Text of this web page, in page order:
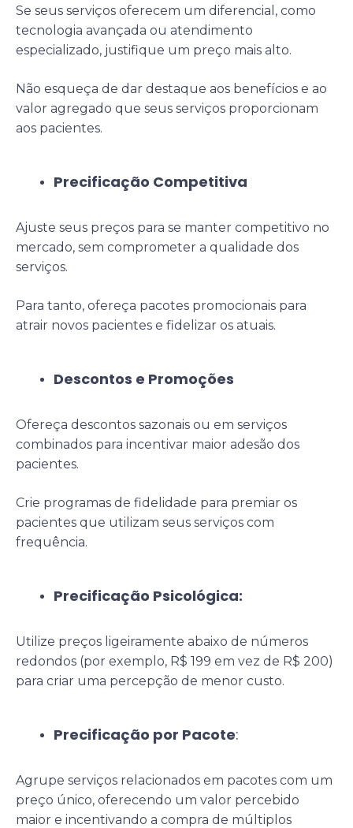
Se seus serviços oferecem um diferencial, como
tecnologia avançada ou atendimento
especializado, justifique um preço mais alto.
Não esqueça de dar destaque aos benefícios e ao
valor agregado que seus serviços proporcionam
aos pacientes.
Precificação Competitiva
Ajuste seus preços para se manter competitivo no
mercado, sem comprometer a qualidade dos
serviços.
Para tanto, ofereça pacotes promocionais para
atrair novos pacientes e fidelizar os atuais.
Descontos e Promoções
Ofereça descontos sazonais ou em serviços
combinados para incentivar maior adesão dos
pacientes.
Crie programas de fidelidade para premiar os
pacientes que utilizam seus serviços com
frequência.
Precificação Psicológica:
Utilize preços ligeiramente abaixo de números
redondos (por exemplo, R$ 199 em vez de R$ 200)
para criar uma percepção de menor custo.
Precificação por Pacote:
Agrupe serviços relacionados em pacotes com um
preço único, oferecendo um valor percebido
maior e incentivando a compra de múltiplos